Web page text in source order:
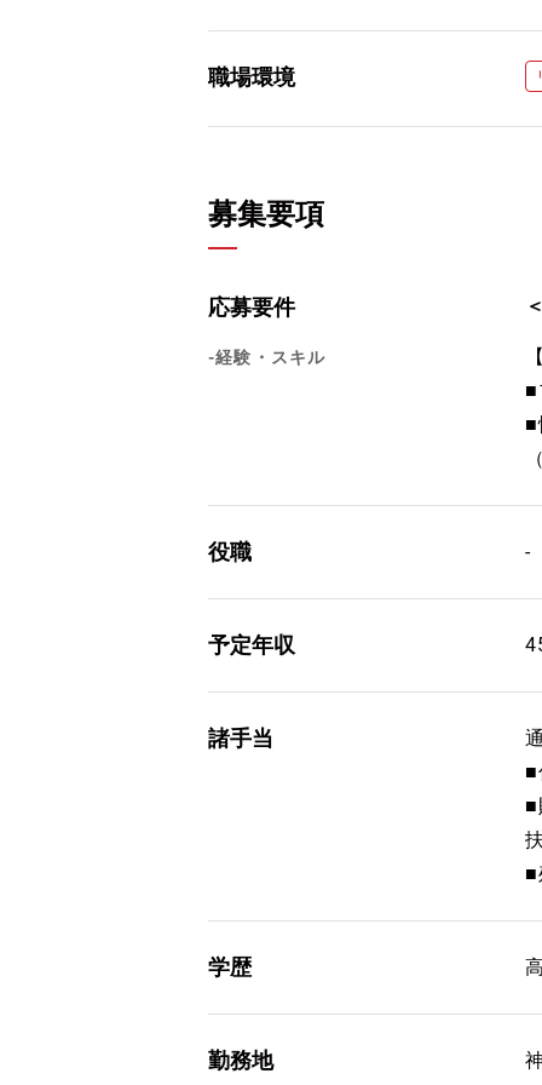
職場環境
募集要項
応募要件
-経験・スキル
■
■
役職 -
予定年収
諸手当
■
■
■
学歴
勤務地